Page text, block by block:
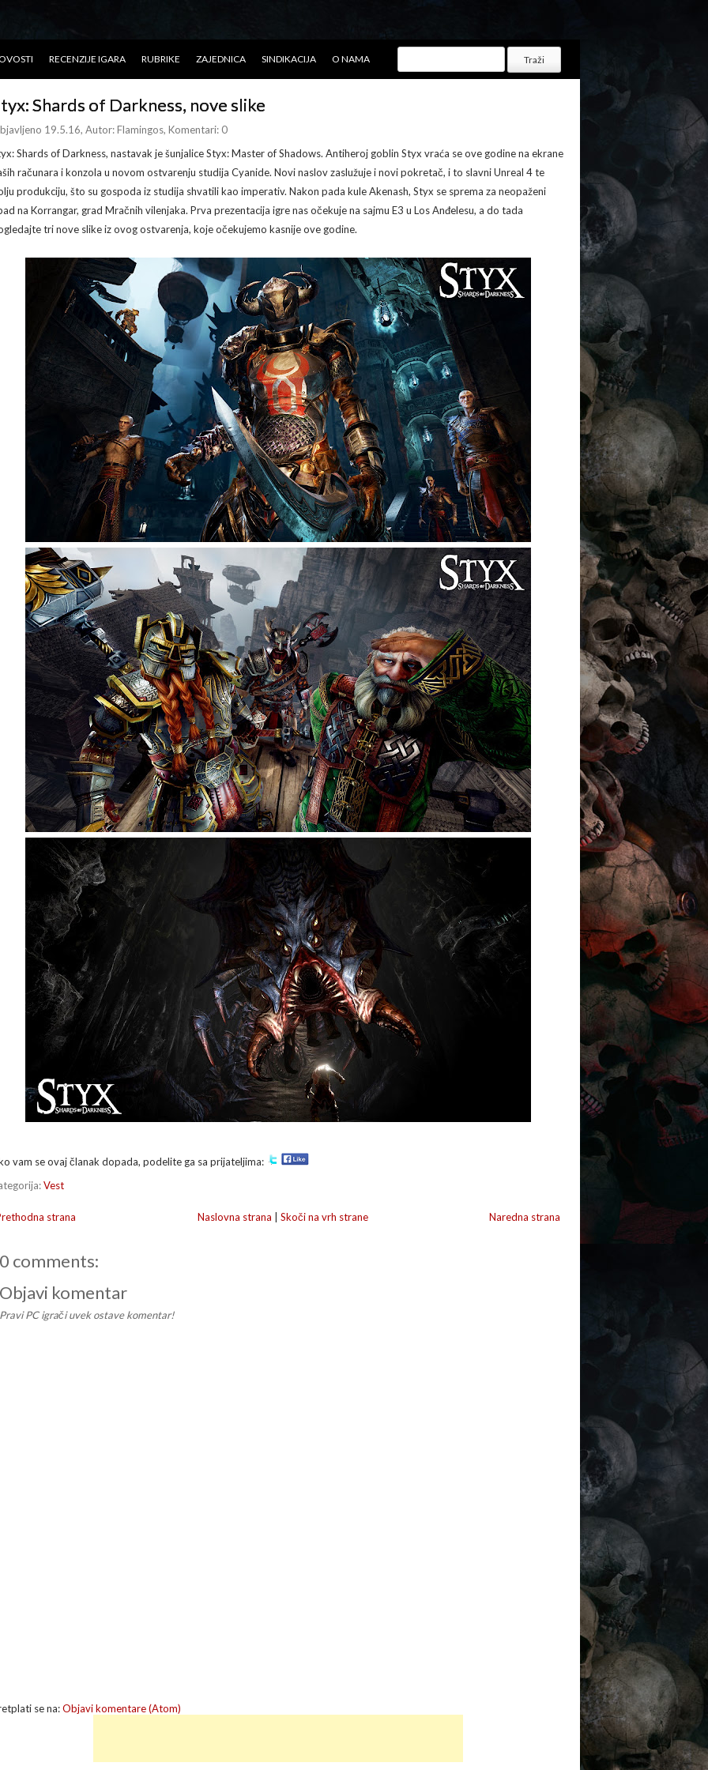
RECENZIJE IGARA RUBRIKE ZAJEDNICA SINDIKACIJA O NAMA
Shards of Darkness, nove slike
19.5.16, Autor:Flamingos, Komentari: 0
Shards of Darkness, nastavak je šunjalice Styx: Master of Shadows. Antiheroj goblin Styx vraća se ove godine na ekrane
računara i konzola u novom ostvarenju studija Cyanide. Novi naslov zaslužuje i novi pokretač, i to slavni Unreal 4 te
produkciju, što su gospoda iz studija shvatili kao imperativ. Nakon pada kule Akenash, Styx se sprema za neopaženi
na Korrangar, grad Mračnih vilenjaka. Prva prezentacija igre nas očekuje na sajmu E3 u Los Anđelesu, a do tada
tri nove slike iz ovog ostvarenja, koje očekujemo kasnije ove godine.
vam se ovaj članak dopada, podelite ga sa prijateljima:
Vest
Naredna strana
strana Naslovna strana Skoči na vrh strane
0 comments:
Objavi komentar
Pravi PC igrači uvek ostave komentar!
se na:Objavi komentare (Atom)